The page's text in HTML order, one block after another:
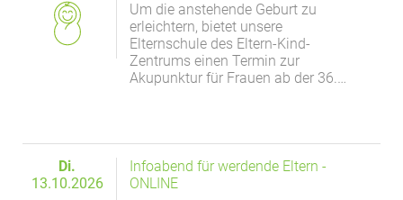
Um die anstehende Geburt zu
erleichtern, bietet unsere
Elternschule des Eltern-Kind-
Zentrums einen Termin zur
Akupunktur für Frauen ab der 36.…
Di.
13.10.2026
Infoabend für werdende Eltern -
ONLINE